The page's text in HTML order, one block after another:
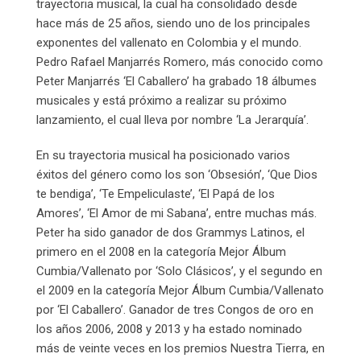
trayectoria musical, la cual ha consolidado desde
hace más de 25 años, siendo uno de los principales
exponentes del vallenato en Colombia y el mundo.
Pedro Rafael Manjarrés Romero, más conocido como
Peter Manjarrés ‘El Caballero’ ha grabado 18 álbumes
musicales y está próximo a realizar su próximo
lanzamiento, el cual lleva por nombre ‘La Jerarquía’.
En su trayectoria musical ha posicionado varios
éxitos del género como los son ‘Obsesión’, ‘Que Dios
te bendiga’, ‘Te Empeliculaste’, ‘El Papá de los
Amores’, ‘El Amor de mi Sabana’, entre muchas más.
Peter ha sido ganador de dos Grammys Latinos, el
primero en el 2008 en la categoría Mejor Álbum
Cumbia/Vallenato por ‘Solo Clásicos’, y el segundo en
el 2009 en la categoría Mejor Álbum Cumbia/Vallenato
por ‘El Caballero’. Ganador de tres Congos de oro en
los años 2006, 2008 y 2013 y ha estado nominado
más de veinte veces en los premios Nuestra Tierra, en